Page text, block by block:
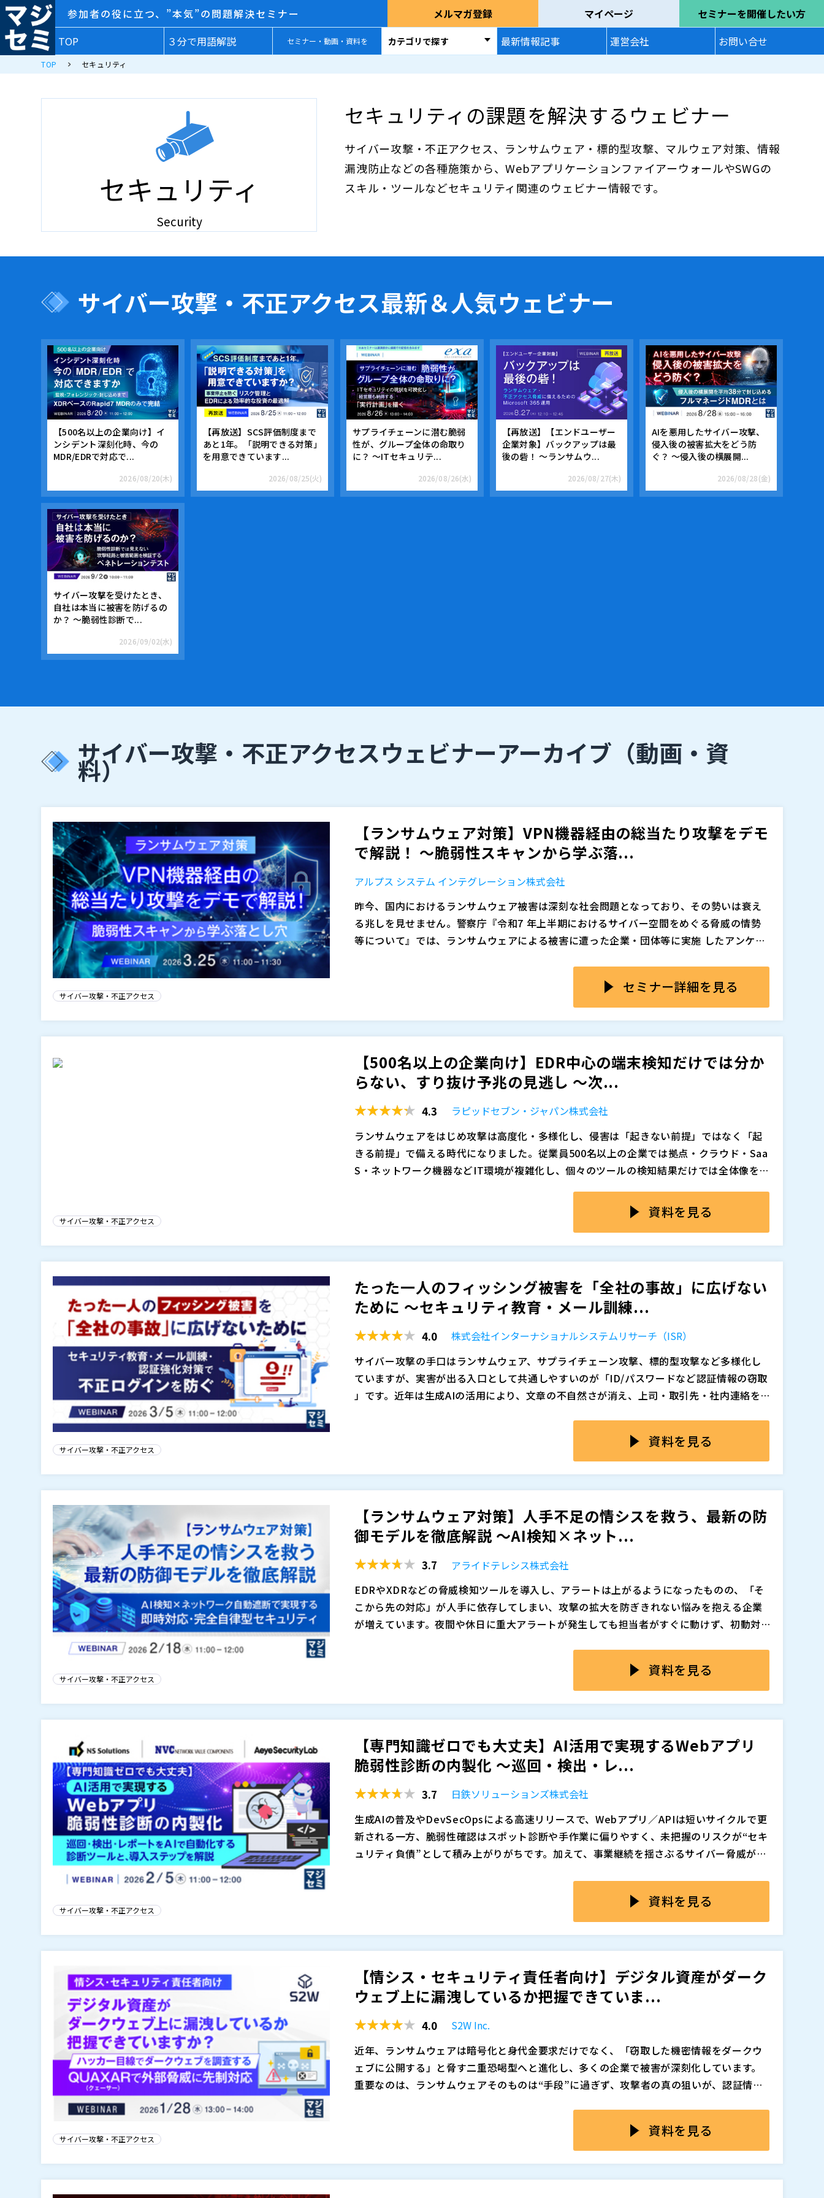
参加者の役に立つ、”本気”の問題解決セミナー メルマガ登録 マイページ
セミナーを開催したい方
TOP
３分で用語解説 セミナー・動画・資料を カテゴリで探す 最新情報記事 運営会社 お問い合せ
TOP セキュリティ
セキュリティ
Security
セキュリティの課題を解決するウェビナー
サイバー攻撃・不正アクセス、ランサムウェア・標的型攻撃、マルウェア対策、情報
漏洩防止などの各種施策から、WebアプリケーションファイアーウォールやSWGの
スキル・ツールなどセキュリティ関連のウェビナー情報です。
サイバー攻撃・不正アクセス最新＆人気ウェビナー
【500名以上の企業向け】イ
ンシデント深刻化時、今の
MDR/EDRで対応で...
2026/08/20(木)
【再放送】SCS評価制度まで
あと1年。「説明できる対策」
を用意できています...
2026/08/25(火)
サプライチェーンに潜む脆弱
性が、グループ全体の命取り
に？ ～ITセキュリテ...
2026/08/26(水)
【再放送】【エンドユーザー
企業対象】バックアップは最
後の砦！ ～ランサムウ...
2026/08/27(木)
AIを悪用したサイバー攻撃、
侵入後の被害拡大をどう防
ぐ？ ～侵入後の横展開...
2026/08/28(金)
サイバー攻撃を受けたとき、
自社は本当に被害を防げるの
か？ ～脆弱性診断で...
2026/09/02(水)
サイバー攻撃・不正アクセスウェビナーアーカイブ （動画・資
料）
【ランサムウェア対策】VPN機器経由の総当たり攻撃をデモ
で解説！ ～脆弱性スキャンから学ぶ落...
アルプス システム インテグレーション株式会社
昨今、国内におけるランサムウェア被害は深刻な社会問題となっており、その勢いは衰え
る兆しを見せません。警察庁『令和7 年上半期におけるサイバー空間をめぐる脅威の情勢
等について』では、ランサムウェアによる被害に遭った企業・団体等に実施 したアンケー
VPN 機器に対する脆弱性スキャンから、パスワードの推測による不正ログイン試行までを
再現。 単なる理論ではなく、実際の攻撃コマンドとその結果を可視化することで、従来型
たします。
2026年3月25日 11:00-11:30 オンライン配信
マジセミ株式会社（）
※共催、協賛、協力、講演企業は将来的に追加、削除される可能性があります。
サイバー攻撃・不正アクセス セミナー詳細を見る
【500名以上の企業向け】EDR中心の端末検知だけでは分か
らない、すり抜け予兆の見逃し ～次...
4.3
ラピッドセブン・ジャパン株式会社
ランサムウェアをはじめ攻撃は高度化・多様化し、侵害は「起きない前提」ではなく「起
きる前提」で備える時代になりました。従業員500名以上の企業では拠点・クラウド・Saa
S・ネットワーク機器などIT環境が複雑化し、個々のツールの検知結果だけでは全体像を捉
として繋ぎ合わせることで、深刻な被害に至る前の『より早いフェーズ』で脅威を封じ込
める運用設計そのものが、事業継続と説明責任の観点から重要度を増しています
ットワークや認証、クラウドなど周辺のイベントと結び付けて「攻撃の流れ」として把握
しづらく、すり抜け攻撃の予兆を取りこぼすリスクが残ります。さらにアラートが増える
ールを最大限有効活用し、微かな兆候から重要なインシデントを見落としません。一方で
過検知や誤検知の排除を実現し、検知からインシデント対応までを並列に実施することで
登壇者 ラピッドセブン・ジャパン株式会社 最高技術責任者, CISSP, CISA 古川 勝也 ラ
ピッドセブン・ジャパン株式会社 シニアセキュリティソリューションエンジニア, CISM,
ラピッドセブン・ジャパン株式会社（）
株式会社オープンソース活用研究所（ ）
マジセミ株式会社（）
※共催、協賛、協力、講演企業は将来的に追加、削除される可能性があります。
サイバー攻撃・不正アクセス 資料を見る
たった一人のフィッシング被害を「全社の事故」に広げない
ために 〜セキュリティ教育・メール訓練...
4.0
株式会社インターナショナルシステムリサーチ（ISR）
サイバー攻撃の手口はランサムウェア、サプライチェーン攻撃、標的型攻撃など多様化し
ていますが、実害が出る入口として共通しやすいのが「ID/パスワードなど認証情報の窃取
」です。近年は生成AIの活用により、文章の不自然さが消え、上司・取引先・社内連絡を装
不正ログインを許し、情報漏えい・業務停止・顧客/取引先への影響へと被害が連鎖し、た
理的な焦りが重なり、たった1回の入力やクリックが認証情報の漏えいにつながるため、教
育だけで“ゼロ”にするのは現実的ではありません。逆に、多要素認証（MFA）などの技術
ない組織ほど、発見が遅れ、横展開や権限悪用で被害が広がり、ランサムウェア被害のよ
うな“全社の事故”に発展します。
本セミナーでは、まずソースポッドクラウドを用いて、訓練・教育を継続的に回し、「だ
る化”したうえで、次回の教育内容や周知のやり方を改善し続けることで、セキュリティリ
テラシーを組織として底上げします。 次に、CloudGate UNOを活用して、ログインの入口
漏れても、許可されていない端末からは入れない」状態を作りやすくなり、万一の漏えい
がそのまま不正ログインに直結しない設計を目指せます。さらに、導入時に現場が混乱し
ない進め方、例外が発生した際の考え方、業務が止まらないための設計ポイントまで、実
務に落ちる形で整理します。 本セミナーでは、単発の注意喚起でも、単一の製品導入でも
限）」で不正ログインを止める――この両輪を同時に回すことで、たった一人のフィッシング
被害を“全社の事故”に広げないための現実的な打ち手を持ち帰っていただきます。
株式会社インターナショナルシステムリサーチ（ISR）（）
株式会社ソースポッド（）
マジセミ株式会社（
）
※共催、協賛、協力、講演企業は将来的に追加、削除される可能性があります。
サイバー攻撃・不正アクセス 資料を見る
【ランサムウェア対策】人手不足の情シスを救う、最新の防
御モデルを徹底解説 ～AI検知×ネット...
3.7
アライドテレシス株式会社
EDRやXDRなどの脅威検知ツールを導入し、アラートは上がるようになったものの、「そ
こから先の対応」が人手に依存してしまい、攻撃の拡大を防ぎきれない悩みを抱える企業
が増えています。夜間や休日に重大アラートが発生しても担当者がすぐに動けず、初動対応
く、「怪しい端末や通信をネットワークから自動的に切り離し、被害の範囲を最小化す
る」仕組みを組み込むことが、現実的なセキュリティ体制として今求められています。
のスキルや判断に大きく依存しており、対応のスピードと品質にばらつきが出やすいとい
う課題があります。また、ネットワーク機器ごとに操作手順や管理インターフェースが異
るのに、遮断まで手が回らない」「自動化したいが、どこから手をつければよいか分から
ない」というジレンマに直面します。
本セミナーでは、Darktraceがネットワーク上のふるまいを常時学習・分析して不審な通信
日・日中帯に偏りがちな監視体制をAIと自動制御で補完しつつ、人が確認すべきケースと
自動遮断に任せるケースの切り分け方、誤検知や業務影響を最小化するチューニング手法
します。
アライドテレシス株式会社（）
SB C&S株式会社 （）
株式会社オープンソース活用研究所（ ）
マジセミ株式会社（ ）
※共催、協賛、協力、講演企業は将来的に追加、削除される可能性があります。
サイバー攻撃・不正アクセス 資料を見る
【専門知識ゼロでも大丈夫】AI活用で実現するWebアプリ
脆弱性診断の内製化 〜巡回・検出・レ...
3.7
日鉄ソリューションズ株式会社
生成AIの普及やDevSecOpsによる高速リリースで、Webアプリ／APIは短いサイクルで更
新される一方、脆弱性確認はスポット診断や手作業に偏りやすく、未把握のリスクが“セキ
ュリティ負債”として積み上がりがちです。加えて、事業継続を揺さぶるサイバー脅威が継
ストの上昇、監査・ガイドライン対応の厳格化も重なり、定期的に回し続けられる診断基
セキュリティ担当が回せるかは判断しづらく、導入の決め手を失いがちです。 さらに、設
定に時間がかかったり誤検知が多いと、担当者の工数を圧迫して定着を阻み、社内展開の
イメージが持てないまま“比較検討だけが長期化する”状態を招きます。だからこそ「誰
入後に想定外の負担が残り、社内展開が止まってしまいます。
本セミナーでは、内製化を前提に「担当者の専門性に依存しない操作性」「巡回〜検出〜
レポートの自動化」を軸に、ツール選定のチェックポイントと導入判断の基準を整理しま
画面遷移図の自動生成、日本語での対応方法まで示すレポートといった機能を例に、トラ
イアルから運用定着、運用へ広げるための具体的な導入ステップを解説します。 自社の状
況に合わせた内製の型を持ち帰れる内容です。なお、参加特典としてデモ環境付きの無料
トライアルの案内もご用意しています。
・外部委託中心の現状から、コストとスピードの両面で自社での脆弱性診断を検討されて
いる方 ・脆弱性診断の内製化を進めたいが、情シス／セキュリティ担当の人数が限られて
おり、運用が回るか不安な方 ・脆弱性診断ツールを比較検討中で、「内製で使いこなせる
基準」や「選定の軸」を整理したい方
日鉄ソリューションズ株式会社（
株式会社ネットワークバリューコンポネンツ（
株式会社エーアイセキュリティラボ（）
株式会社オープンソース活用研究所（ ）
マジセミ株式会社（ ）
※共催、協賛、協力、講演企業は将来的に追加、削除される可能性があります。
サイバー攻撃・不正アクセス 資料を見る
【情シス・セキュリティ責任者向け】デジタル資産がダーク
ウェブ上に漏洩しているか把握できていま...
4.0
S2W Inc.
近年、ランサムウェアは暗号化と身代金要求だけでなく、「窃取した機密情報をダークウ
ェブに公開する」と脅す二重恐喝型へと進化し、多くの企業で被害が深刻化しています。
重要なのは、ランサムウェアそのものは“手段”に過ぎず、攻撃者の真の狙いが、認証情報
がダークウェブに出回っていれば、攻撃者は別の経路から何度でも侵入を試みます。 した
がって、社内ネットワークの防御だけでなく、「自社のデジタル資産がダークウェブ上で
実情です。 盗まれた認証情報や機密データがどのフォーラムで、どのような文脈で出回っ
ているかを把握しなければ、攻撃者の視点で自社の「狙われやすさ」を評価することはで
本セミナーでは、ハッカーと同じ視点でダークウェブを継続的にモニタリングし、自社や
サイバー攻撃・不正アクセス 資料を見る